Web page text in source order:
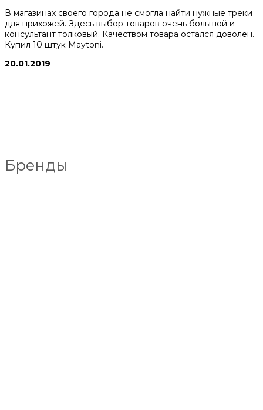
В магазинах своего города не смогла найти нужные треки
для прихожей. Здесь выбор товаров очень большой и
консультант толковый. Качеством товара остался доволен.
Купил 10 штук Maytoni.
20.01.2019
Бренды